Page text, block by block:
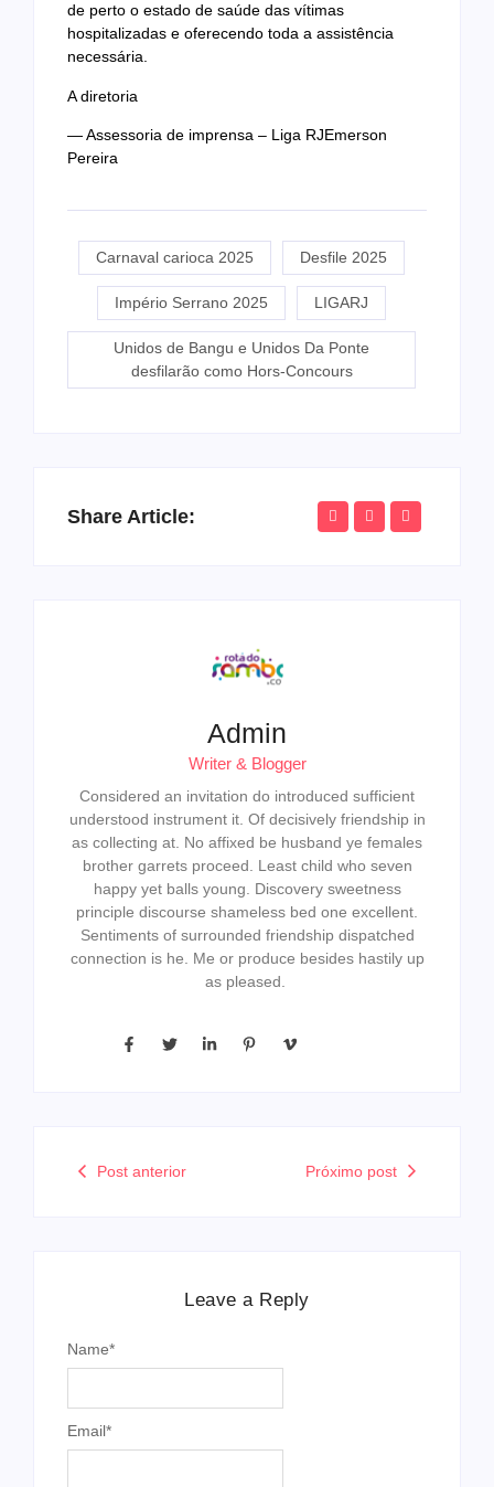
de perto o estado de saúde das vítimas
hospitalizadas e oferecendo toda a assistência
necessária.
A diretoria
— Assessoria de imprensa – Liga RJEmerson
Pereira
Carnaval carioca 2025 Desfile 2025
Império Serrano 2025 LIGARJ
Unidos de Bangu e Unidos Da Ponte
desfilarão como Hors-Concours
Share Article:
Admin
Writer & Blogger
Considered an invitation do introduced sufficient
understood instrument it. Of decisively friendship in
as collecting at. No affixed be husband ye females
brother garrets proceed. Least child who seven
happy yet balls young. Discovery sweetness
principle discourse shameless bed one excellent.
Sentiments of surrounded friendship dispatched
connection is he. Me or produce besides hastily up
as pleased.
Post anterior Próximo post
Leave a Reply
Name*
Email*